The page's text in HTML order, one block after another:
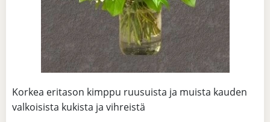
Korkea eritason kimppu ruusuista ja muista kauden
valkoisista kukista ja vihreistä